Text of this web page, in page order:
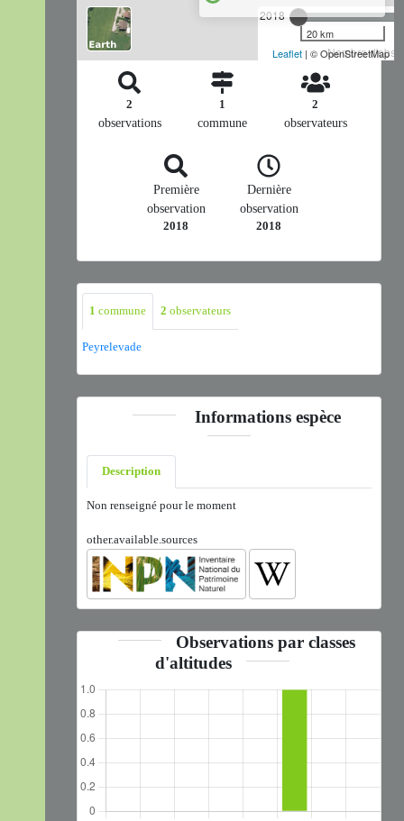
2018
Nombre
20 km
Leaflet | © OpenStreetMap
2
observations
1
commune
2
observateurs
Première
observation
2018
Dernière
observation
2018
1 commune 2 observateurs
Peyrelevade
Informations espèce
Description
Non renseigné pour le moment
other.available.sources
Observations par classes
d'altitudes